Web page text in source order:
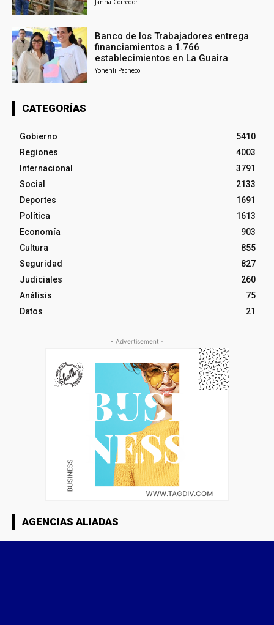
Janna Corredor
Banco de los Trabajadores entrega
financiamientos a 1.766
establecimientos en La Guaira
Yohenli Pacheco
CATEGORÍAS
Gobierno
5410
Regiones
4003
Internacional
3791
Social
2133
Deportes
1691
Política
1613
Economía
903
Cultura
855
Seguridad
827
Judiciales
260
Análisis
75
Datos
21
- Advertisement -
AGENCIAS ALIADAS